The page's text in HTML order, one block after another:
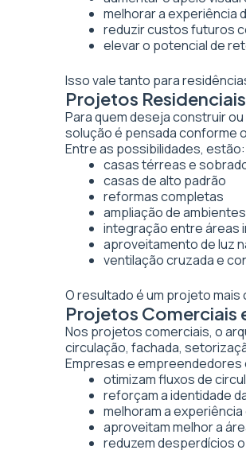
melhorar a experiência
reduzir custos futuros
elevar o potencial de
Isso vale tanto para
Projetos
Para quem deseja construir
solução é pensada conforme
Entre as possibilidades, estão:
casas térreas e
casas de alto padrão
reformas completas
ampliação de ambientes
integração entre áreas
aproveitamento de luz
ventilação cruzada e
O resultado é um projeto
Projetos Comerciais
Nos projetos comerciais, o
circulação, fachada,
Empresas e
otimizam fluxos de
reforçam a identidade
melhoram a
aproveitam melhor a
reduzem desperdícios